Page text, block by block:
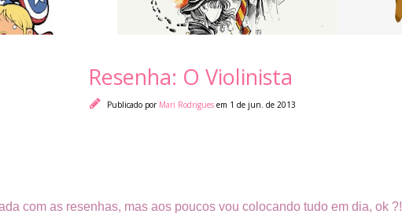
Resenha: O Violinista
Publicado por Mari Rodrigues em 1 de jun. de 2013
com as resenhas, mas aos poucos vou colocando tudo em dia, ok ?!